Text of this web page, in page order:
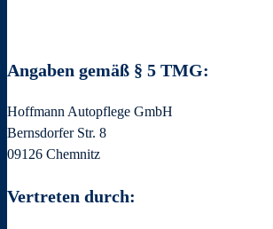
Angaben gemäß § 5 TMG:
Hoffmann Autopflege GmbH
Bernsdorfer Str. 8
09126 Chemnitz
Vertreten durch: